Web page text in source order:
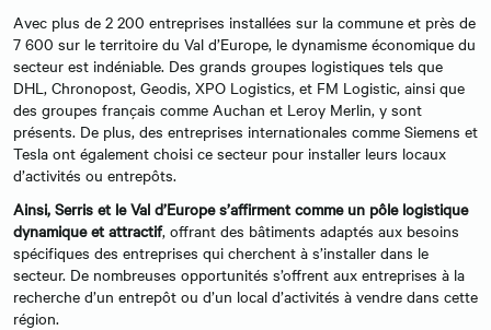
Avec plus de 2 200 entreprises installées sur la commune et près de
7 600 sur le territoire du Val d’Europe, le dynamisme économique du
secteur est indéniable. Des grands groupes logistiques tels que
DHL, Chronopost, Geodis, XPO Logistics, et FM Logistic, ainsi que
des groupes français comme Auchan et Leroy Merlin, y sont
présents. De plus, des entreprises internationales comme Siemens et
Tesla ont également choisi ce secteur pour installer leurs locaux
d’activités ou entrepôts.
Ainsi, Serris et le Val d’Europe s’affirment comme un pôle logistique
dynamique et attractif, offrant des bâtiments adaptés aux besoins
spécifiques des entreprises qui cherchent à s’installer dans le
secteur. De nombreuses opportunités s’offrent aux entreprises à la
recherche d’un entrepôt ou d’un local d’activités à vendre dans cette
région.